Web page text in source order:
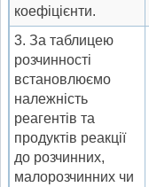
коефіцієнти.
3. За таблицею
розчинності
встановлюємо
належність
реагентів та
продуктів реакції
до розчинних,
малорозчинних чи